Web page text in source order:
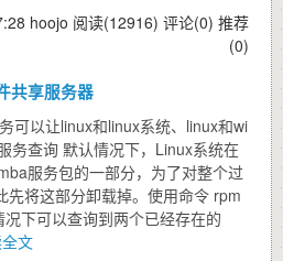
hoojo 阅读(12916) 评论(0) 推荐
(0)
共享服务器
可以让linux和linux系统、linux和wi
务查询 默认情况下，Linux系统在
服务包的一部分，为了对整个过
先将这部分卸载掉。使用命令 rpm
下可以查询到两个已经存在的
文